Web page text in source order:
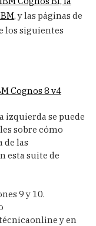
, y las páginas de
los siguientes
Cognos 8 v4
izquierda se puede
sobre cómo
las
esta suite de
9 y 10.
y en